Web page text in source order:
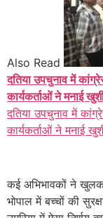
Also Read
दतिया उपचुनाव में
कार्यकर्ताओं ने मनाई
दतिया उपचुनाव में
कार्यकर्ताओं ने मनाई
कई अभिभावकों ने
भोपाल में बच्चों की